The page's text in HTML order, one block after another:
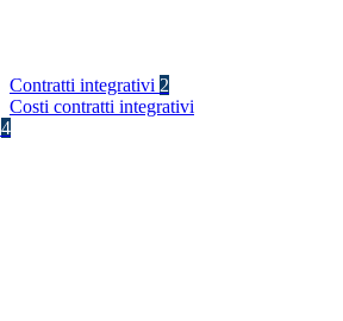
Contratti integrativi 2
Costi contratti integrativi
4